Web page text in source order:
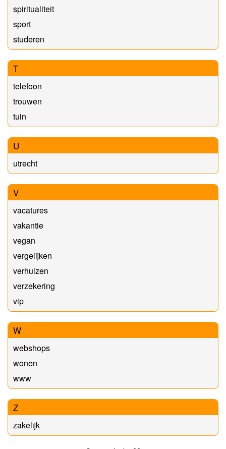
spiritualiteit
sport
studeren
T
telefoon
trouwen
tuin
U
utrecht
V
vacatures
vakantie
vegan
vergelijken
verhuizen
verzekering
vip
W
webshops
wonen
www
Z
zakelijk